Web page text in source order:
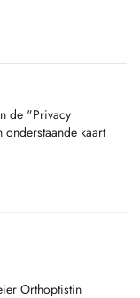
de "Privacy
kaart
Orthoptistin